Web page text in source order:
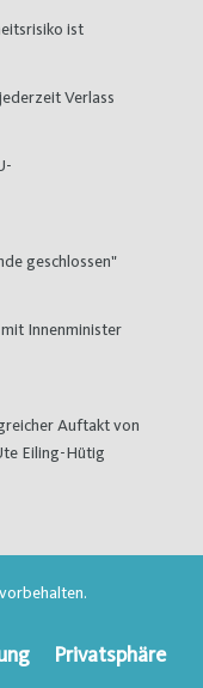
ist
Verlass
geschlossen"
Innenminister
Auftakt von
Eiling-Hütig
Privatsphäre